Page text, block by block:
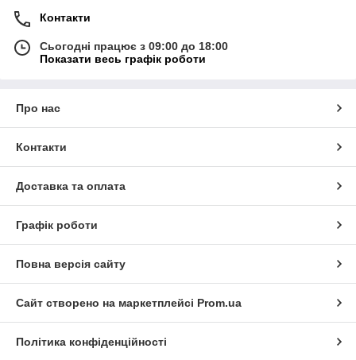
Контакти
Сьогодні працює з 09:00 до 18:00
Показати весь графік роботи
Про нас
Контакти
Доставка та оплата
Графік роботи
Повна версія сайту
Сайт створено на маркетплейсі Prom.ua
Політика конфіденційності